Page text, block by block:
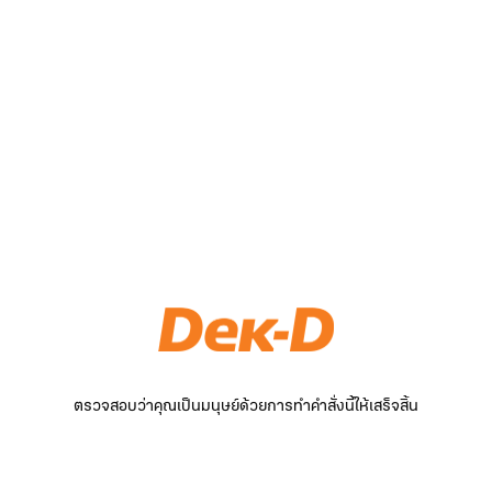
ตรวจสอบว่าคุณเป็นมนุษย์ด้วยการทำคำสั่งนี้ให้เสร็จสิ้น